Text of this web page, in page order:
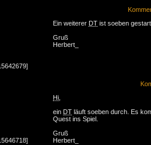
Ein weiterer DT ist soeben
Gruß
Herbert_
Hi
ein DT läuft soeben durch. Es
Quest ins Spiel.
Gruß
Herbert_